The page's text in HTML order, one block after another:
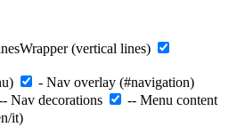
(vertical lines)
- Nav overlay (#navigation)
Nav decorations
-- Menu content
it)